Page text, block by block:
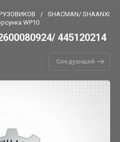
/
SHACMAN/ SHAANXI
WP10
445120214
Следующий